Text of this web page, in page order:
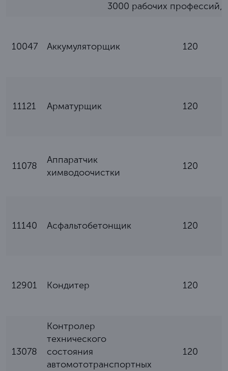
3000 рабочих профессий,
10047 Аккумуляторщик 120
11121 Арматурщик 120
11078
Аппаратчик
химводоочистки
120
11140 Асфальтобетонщик 120
12901 Кондитер 120
13078
Контролер
технического
состояния
автомототранспортных
120